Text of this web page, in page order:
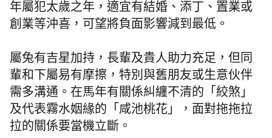
年屬犯太歲之年，適宜有結婚、添丁、置業或
創業等沖喜，可望將負面影響減到最低。
屬兔有吉星加持，長輩及貴人助力充足，但同
輩和下屬易有摩擦，特別與舊朋友或生意伙伴
需多溝通。在馬年有關係糾纏不清的「絞煞」
及代表霧水姻緣的「咸池桃花」，面對拖拖拉
拉的關係要當機立斷。